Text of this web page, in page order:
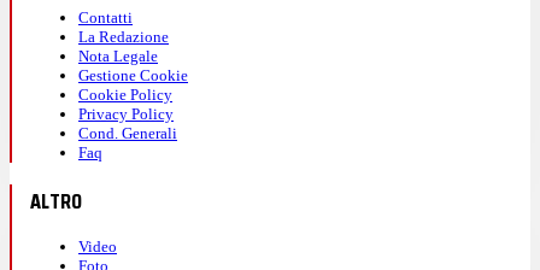
Contatti
La Redazione
Nota Legale
Gestione Cookie
Cookie Policy
Privacy Policy
Cond. Generali
Faq
ALTRO
Video
Foto